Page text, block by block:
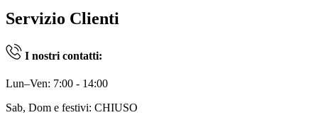
Servizio Clienti
I nostri contatti:
Lun–Ven: 7:00 - 14:00
Sab, Dom e festivi: CHIUSO